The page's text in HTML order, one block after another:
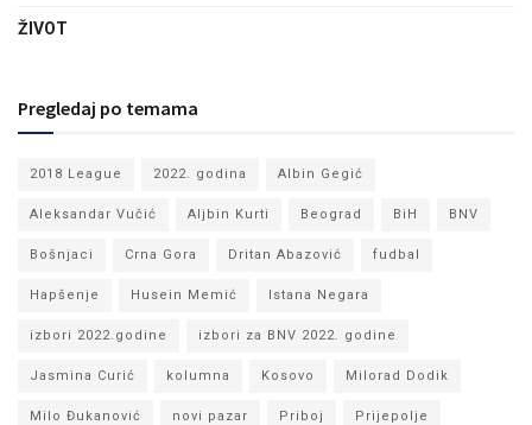
ŽIVOT
Pregledaj po temama
2018 League 2022. godina Albin Gegić
Aleksandar Vučić Aljbin Kurti Beograd BiH BNV
Bošnjaci Crna Gora Dritan Abazović fudbal
Hapšenje Husein Memić Istana Negara
izbori 2022.godine izbori za BNV 2022. godine
Jasmina Curić kolumna Kosovo Milorad Dodik
Milo Đukanović novi pazar Priboj Prijepolje